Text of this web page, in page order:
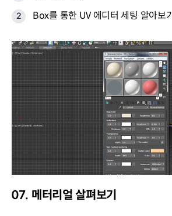
Box를 통한 UV 에디터 세팅 알아보기
07. 메터리얼 살펴보기